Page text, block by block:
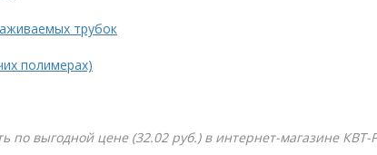
трубок
полимерах)
по выгодной цене (32.02 руб.) в интернет-магазине